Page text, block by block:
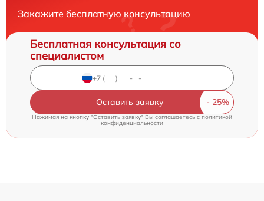
Закажите бесплатную консультацию
Бесплатная консультация со
специалистом
Оставить заявку
Нажимая на кнопку "Оставить заявку" Вы соглашаетесь c политикой
конфиденциальности